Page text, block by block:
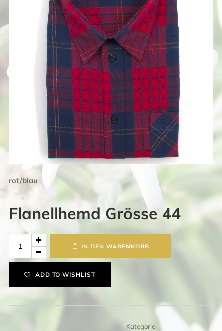
rot/blau
Flanellhemd Grösse 44
Flanellhemd
Menge
IN DEN WARENKORB
ADD TO WISHLIST
Kategorie